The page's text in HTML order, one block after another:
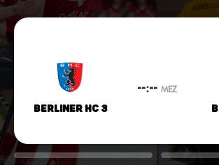
Berliner HC 3
--:-- MEZ